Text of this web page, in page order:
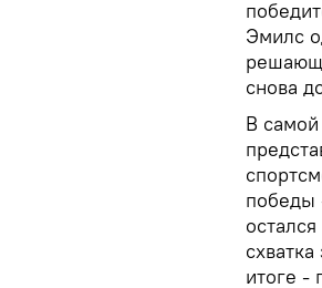
Эмилс
снова
В
победы
итоге -